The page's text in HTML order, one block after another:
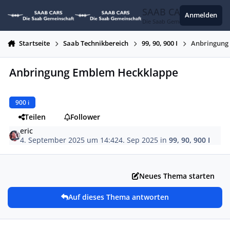
SAAB CARS
Die Saab Gemeinschaft
Anmelden
Startseite Saab Technikbereich 99, 90, 900 I Anbringung
Anbringung Emblem Heckklappe
900 i
Teilen
Follower
eric
4. September 2025 um 14:424. Sep 2025 in99, 90, 900 I
Neues Thema starten
Auf dieses Thema antworten